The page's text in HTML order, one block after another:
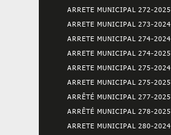
ARRETE MUNICIPAL 272-2025
ARRETE MUNICIPAL 273-2024
ARRETE MUNICIPAL 274-2024
ARRETE MUNICIPAL 274-2025
ARRETE MUNICIPAL 275-2024
ARRETE MUNICIPAL 275-2025
ARRÊTÉ MUNICIPAL 277-2025
ARRÊTÉ MUNICIPAL 278-2025
ARRETE MUNICIPAL 280-2024